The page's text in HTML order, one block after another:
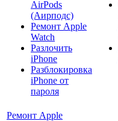
AirPods
(Аирподс)
Ремонт Apple
Watch
Разлочить
iPhone
Разблокировка
iPhone от
пароля
Ремонт Apple